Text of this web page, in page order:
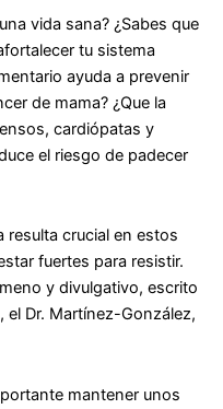
vida sana? ¿Sabes que
tu sistema
ayuda a prevenir
de mama? ¿Que la
cardiópatas y
el riesgo de padecer
resulta crucial en estos
fuertes para resistir.
y divulgativo, escrito
Dr. Martínez-González,
mantener unos